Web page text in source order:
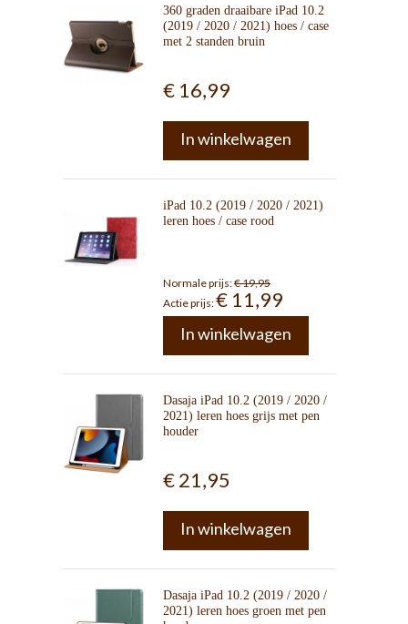
360 graden draaibare iPad 10.2
(2019 / 2020 / 2021) hoes / case
met 2 standen bruin
€ 16,99
In winkelwagen
iPad 10.2 (2019 / 2020 / 2021)
leren hoes / case rood
Normale prijs:€ 19,95
Actie prijs:€ 11,99
In winkelwagen
Dasaja iPad 10.2 (2019 / 2020 /
2021) leren hoes grijs met pen
houder
€ 21,95
In winkelwagen
Dasaja iPad 10.2 (2019 / 2020 /
2021) leren hoes groen met pen